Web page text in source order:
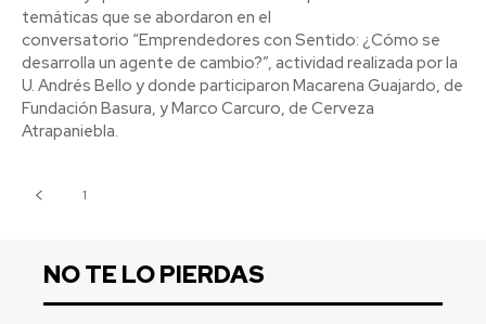
temáticas que se abordaron en el
conversatorio “Emprendedores con Sentido: ¿Cómo se
desarrolla un agente de cambio?”, actividad realizada por la
U. Andrés Bello y donde participaron Macarena Guajardo, de
Fundación Basura, y Marco Carcuro, de Cerveza
Atrapaniebla.
1
NO TE LO PIERDAS